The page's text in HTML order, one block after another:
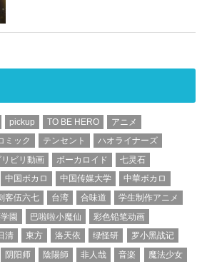
pickup TO BE HERO
アニメ
ミック テンセント
ハオライナーズ
リビリ動画 ボーカロイド
七灵石
中国ボカロ 中国传媒大学
中華ボカロ
客伍六七 台湾 合味道
学生制作アニメ
園 巴啦啦小魔仙
彩色铅笔动画
清 東方 洛天依 绿怪研
罗小黑战记
阴阳师 陰陽師 非人哉 音楽 魔法少女